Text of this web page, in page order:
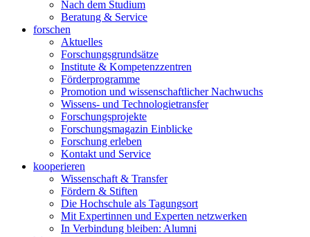
Nach dem Studium
Beratung & Service
forschen
Aktuelles
Forschungsgrundsätze
Institute & Kompetenzzentren
Förderprogramme
Promotion und wissenschaftlicher Nachwuchs
Wissens- und Technologietransfer
Forschungsprojekte
Forschungsmagazin Einblicke
Forschung erleben
Kontakt und Service
kooperieren
Wissenschaft & Transfer
Fördern & Stiften
Die Hochschule als Tagungsort
Mit Expertinnen und Experten netzwerken
In Verbindung bleiben: Alumni